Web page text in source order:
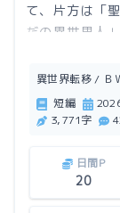
て、片方は「
だの異世界人
その判断に納
この作品はア
異世界転移 /
短編
3,771字
日間P
20